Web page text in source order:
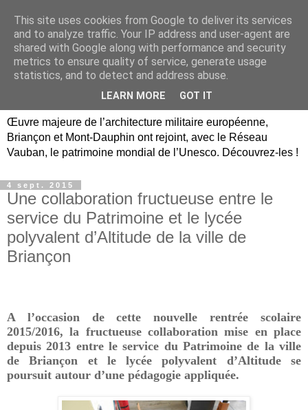
Briançon, Mont-Dauphin,
Vauban Unesco Hautes-
Œuvre majeure de l’architecture militaire européenne,
Briançon et Mont-Dauphin ont rejoint, avec le Réseau
Vauban, le patrimoine mondial de l’Unesco. Découvrez-les !
4 sept. 2015
Une collaboration fructueuse entre le
service du Patrimoine et le lycée
polyvalent d’Altitude de la ville de
Briançon
A l’occasion de cette nouvelle rentrée scolaire
2015/2016, la fructueuse collaboration mise en place
depuis 2013 entre le service du Patrimoine de la ville
de Briançon et le lycée polyvalent d’Altitude se
poursuit autour d’une pédagogie appliquée.
This site uses cookies from Google to deliver its services
and to analyze traffic. Your IP address and user-agent are
shared with Google along with performance and security
metrics to ensure quality of service, generate usage
statistics, and to detect and address abuse.
LEARN MORE GOT IT